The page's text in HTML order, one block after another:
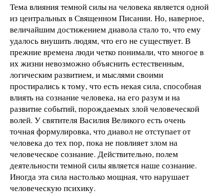
Тема влияния темной силы на человека является одной
из центральных в Священном Писании. Но, наверное,
величайшим достижением диавола стало то, что ему
удалось внушить людям, что его не существует. В
прежние времена люди четко понимали, что многое в
их жизни невозможно объяснить естественным,
логическим развитием, и мыслями своими
простирались к тому, что есть некая сила, способная
влиять на сознание человека, на его разум и на
развитие событий, порождаемых злой человеческой
волей. У святителя Василия Великого есть очень
точная формулировка, что диавол не отступает от
человека до тех пор, пока не повлияет злом на
человеческое сознание. Действительно, полем
деятельности темной силы является наше сознание.
Иногда эта сила настолько мощная, что нарушает
человеческую психику.